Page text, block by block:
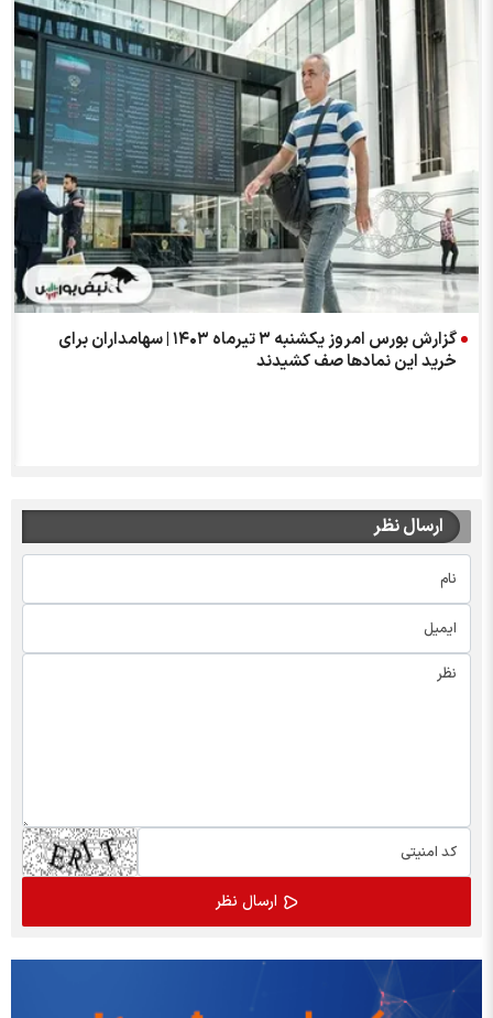
گزارش بورس امروز یکشنبه ۳ تیرماه ۱۴۰۳ | سهامداران برای
خرید این نمادها صف کشیدند
ارسال نظر